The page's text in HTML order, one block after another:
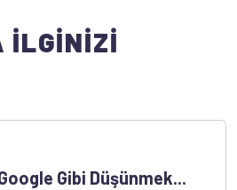
İLGİNİZİ
Gibi Düşünmek...